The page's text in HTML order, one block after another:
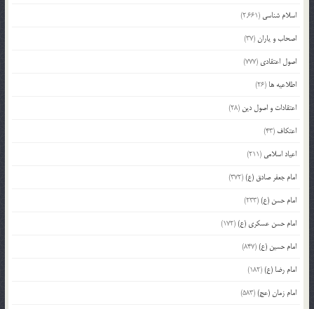
اسلام شناسی (2,661)
اصحاب و یاران(37)
اصول اعتقادی (777)
اطلاعیه ها (26)
اعتقادات و اصول دین (28)
اعتکاف (43)
اعیاد اسلامی (211)
امام جعفر صادق (ع)(372)
امام حسن (ع)(233)
امام حسن عسکری (ع)(172)
امام حسین (ع)(847)
امام رضا (ع)(182)
امام زمان (عج)(583)